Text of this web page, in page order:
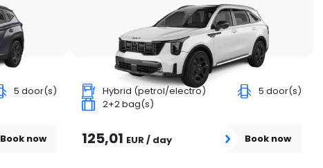
5 door(s)
Book now
Hybrid (petrol/electro)
5 door(s)
2+2 bag(s)
125,01 EUR / day Book now